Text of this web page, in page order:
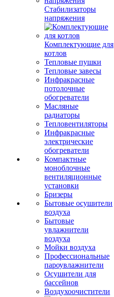
Стабилизаторы
напряжения
Комплектующие для
котлов
Тепловые пушки
Тепловые завесы
Инфракрасные
потолочные
обогреватели
Масляные
радиаторы
Тепловентиляторы
Инфракрасные
электрические
обогреватели
Компактные
моноблочные
вентиляционные
установки
Бризеры
Бытовые осушители
воздуха
Бытовые
увлажнители
воздуха
Мойки воздуха
Профессиональные
пароувлажнители
Осушители для
бассейнов
Воздухоочистители